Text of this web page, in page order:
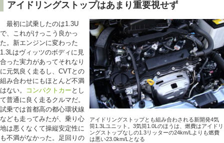
アイドリングストップはあまり重要視せず
アイドリングストップとも組み合わされる新開発4気
筒1.3Lユニット。3気筒1.0Lのほうは、燃費はアイドリ
ングストップなしの1.3リッターの24km/Lよりも燃費
は悪い23.0km/Lとなる
最初に試乗したのは1.3U
で、これがけっこう良かっ
た。新エンジンに変わった
1.3Lはヴィッツのボディに見
合った実力があってそれなり
に元気良く走るし、CVTとの
組み合わせにもほとんど不満
はない。
コンパクトカー とし
て普通に良く走るクルマだ。
試乗では首都高の都心環状線
なども走ってみたが、乗り心
地は悪くなくて操縦安定性に
も不満がなかった。足回りの